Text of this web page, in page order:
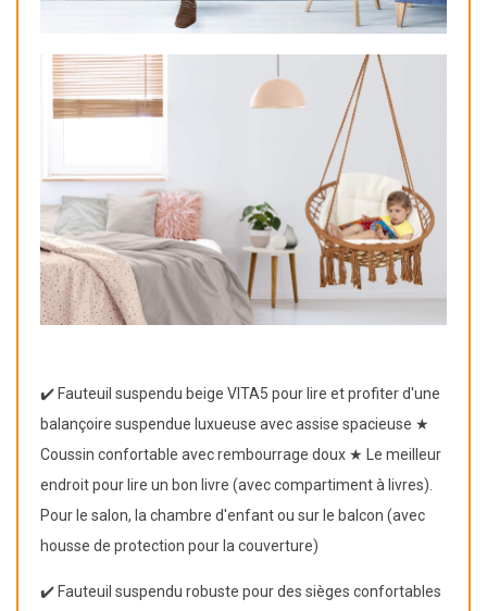
✔️ Fauteuil suspendu beige VITA5 pour lire et profiter d'une
balançoire suspendue luxueuse avec assise spacieuse ★
Coussin confortable avec rembourrage doux ★ Le meilleur
endroit pour lire un bon livre (avec compartiment à livres).
Pour le salon, la chambre d'enfant ou sur le balcon (avec
housse de protection pour la couverture)
✔️ Fauteuil suspendu robuste pour des sièges confortables